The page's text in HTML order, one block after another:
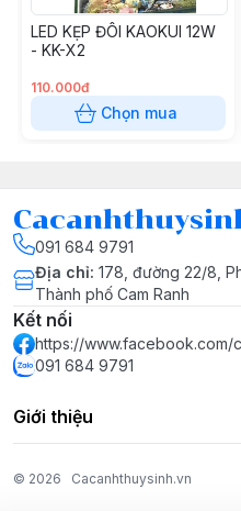
✔ Giúp cálên màu rực rỡ
✔ Khác biệt hoàn toàn so
👉 Rất phù hợp cho hồ
cá cảnh mini.
💡 CÔNG NGHỆ ÁNH
LED KẸP ĐÔI KAOKUI 12W
- KK-X2
110.000đ
Chọn mua
091 684 9791
Địa chỉ: 178, đường 22/8,
Thành phố Cam Ranh
Kết nối
https://www.facebook.com/
091 684 9791
Giới thiệu
© 2026 Cacanhthuysinh.vn